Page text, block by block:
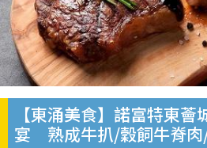
【東涌美食】諾富特東
宴 熟成牛扒/穀飼牛脊肉